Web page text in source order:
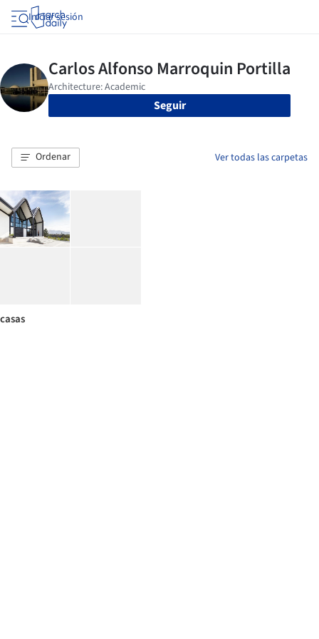
Iniciar sesión
Seguir
Ordenar Ver todas las carpetas
casas